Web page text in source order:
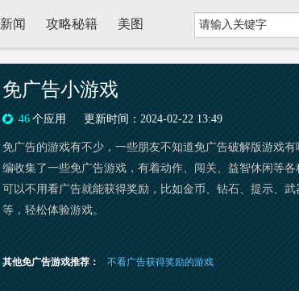
新闻 攻略秘籍 美图
免广告小游戏
46 个应用 更新时间：2024-02-22 13:49
免广告的游戏有不少，一些朋友不知道免广告破解版游戏有
编收集了一些免广告游戏，有着动作、闯关、益智休闲等各
可以不用看广告就能获得奖励，比如金币、钻石、提示、武
等，轻松体验游戏。
其他免广告游戏推荐： 不看广告获得奖励的游戏